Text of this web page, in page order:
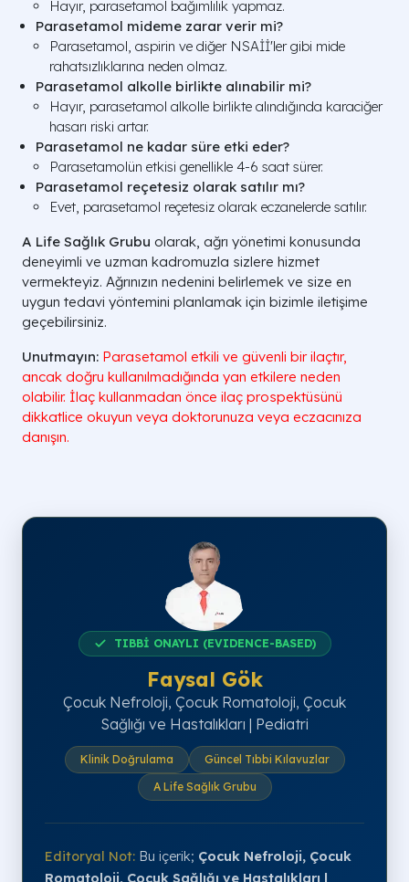
Hayır, parasetamol bağımlılık yapmaz.
Parasetamol mideme zarar verir mi?
Parasetamol, aspirin ve diğer NSAİİ'ler gibi mide
rahatsızlıklarına neden olmaz.
Parasetamol alkolle birlikte alınabilir mi?
Hayır, parasetamol alkolle birlikte alındığında karaciğer
hasarı riski artar.
Parasetamol ne kadar süre etki eder?
Parasetamolün etkisi genellikle 4-6 saat sürer.
Parasetamol reçetesiz olarak satılır mı?
Evet, parasetamol reçetesiz olarak eczanelerde satılır.
A Life Sağlık Grubu olarak, ağrı yönetimi konusunda
deneyimli ve uzman kadromuzla sizlere hizmet
vermekteyiz. Ağrınızın nedenini belirlemek ve size en
uygun tedavi yöntemini planlamak için bizimle iletişime
geçebilirsiniz.
Unutmayın: Parasetamol etkili ve güvenli bir ilaçtır,
ancak doğru kullanılmadığında yan etkilere neden
olabilir. İlaç kullanmadan önce ilaç prospektüsünü
dikkatlice okuyun veya doktorunuza veya eczacınıza
danışın.
TIBBİ ONAYLI (EVIDENCE-BASED)
Faysal Gök
Çocuk Nefroloji, Çocuk Romatoloji, Çocuk
Sağlığı ve Hastalıkları | Pediatri
Klinik Doğrulama
Güncel Tıbbi Kılavuzlar
A Life Sağlık Grubu
Editoryal Not: Bu içerik; Çocuk Nefroloji, Çocuk
Romatoloji, Çocuk Sağlığı ve Hastalıkları |